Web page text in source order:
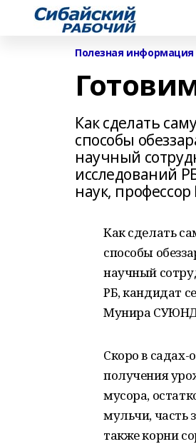
Полезная информация
Как сделать
способы
научный
исследований
наук,
Как сделать
способы
научный
РБ, кандидат
Мунира
Скоро в
получения
мусора,
мульчи, часть
также корни